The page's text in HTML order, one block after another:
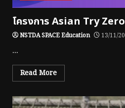
โครงการ Asian Try
NSTDA SPACE Education 13/11/
...
Read More